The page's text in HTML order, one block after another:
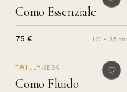
Como Essenziale
75 € 120 x 7,5 cm
MADE IN COMO
TWILLY /SEDA
Como Fluido